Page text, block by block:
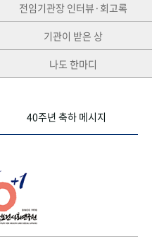
전임기관장 인터뷰·회고록
기관이 받은 상
나도 한마디
40주년 축하 메시지